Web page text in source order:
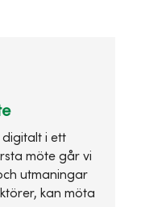
i ett
möte går vi
utmaningar
kan möta